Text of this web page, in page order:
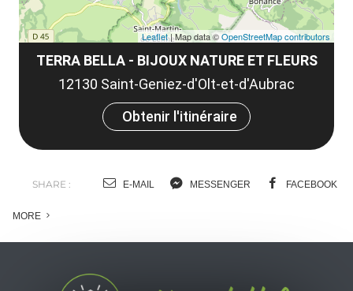
TERRA BELLA - BIJOUX NATURE ET FLEURS
12130 Saint-Geniez-d'Olt-et-d'Aubrac
Obtenir l'itinéraire
Leaflet| Map data ©OpenStreetMap contributors
SHARE : E-MAIL MESSENGER FACEBOOK
MORE